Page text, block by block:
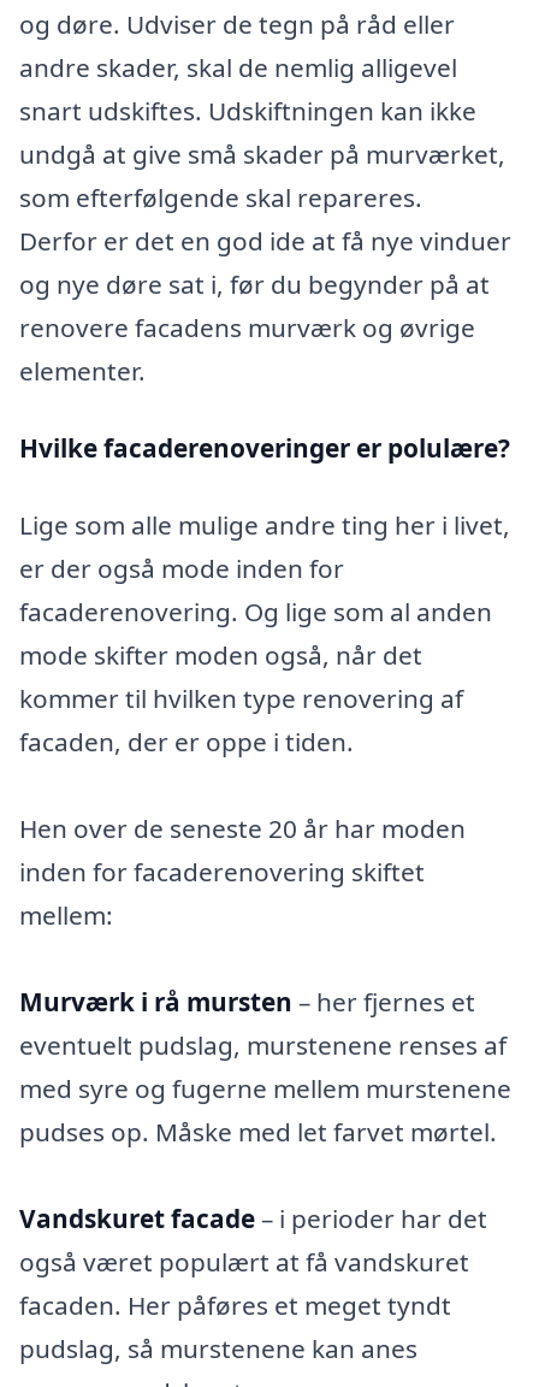
og døre. Udviser de tegn på råd eller
andre skader, skal de nemlig alligevel
snart udskiftes. Udskiftningen kan ikke
undgå at give små skader på murværket,
som efterfølgende skal repareres.
Derfor er det en god ide at få nye vinduer
og nye døre sat i, før du begynder på at
renovere facadens murværk og øvrige
elementer.
Hvilke facaderenoveringer er polulære?
Lige som alle mulige andre ting her i livet,
er der også mode inden for
facaderenovering. Og lige som al anden
mode skifter moden også, når det
kommer til hvilken type renovering af
facaden, der er oppe i tiden.
Hen over de seneste 20 år har moden
inden for facaderenovering skiftet
mellem:
Murværk i rå mursten – her fjernes et
eventuelt pudslag, murstenene renses af
med syre og fugerne mellem murstenene
pudses op. Måske med let farvet mørtel.
Vandskuret facade– i perioder har det
også været populært at få vandskuret
facaden. Her påføres et meget tyndt
pudslag, så murstenene kan anes